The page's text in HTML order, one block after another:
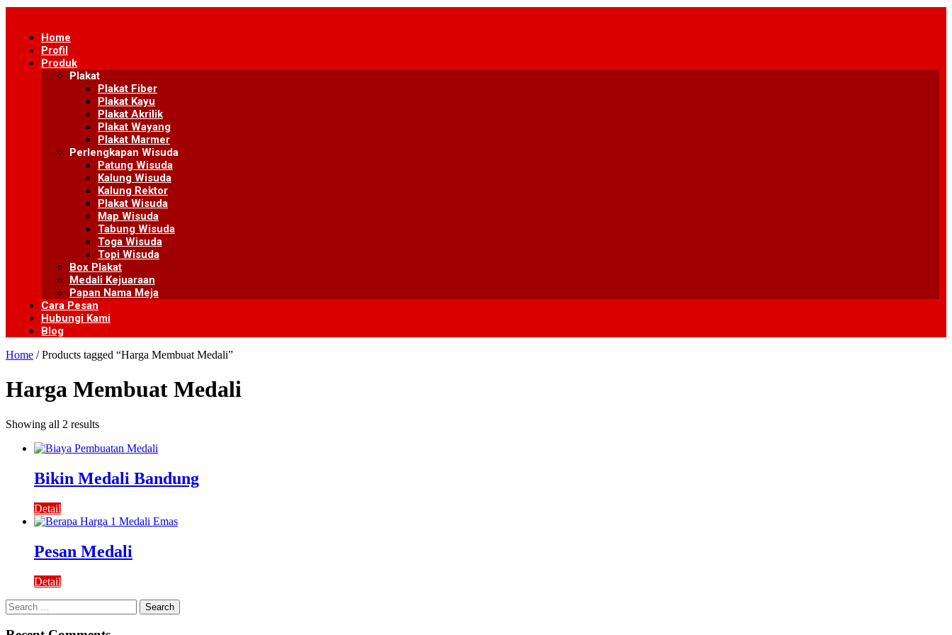
content
Home
Profil
Produk
Plakat
Plakat Fiber
Plakat Kayu
Plakat Akrilik
Plakat Wayang
Plakat Marmer
Perlengkapan Wisuda
Patung Wisuda
Kalung Wisuda
Kalung Rektor
Plakat Wisuda
Map Wisuda
Tabung Wisuda
Toga Wisuda
Topi Wisuda
Box Plakat
Medali Kejuaraan
Papan Nama Meja
Cara Pesan
Hubungi Kami
Blog
Home / Products tagged “Harga Membuat Medali”
Harga Membuat Medali
Showing all 2 results
Bikin Medali Bandung
Detail
Pesan Medali
Detail
Search
for: